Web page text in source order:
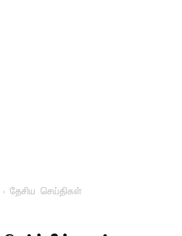
தேசிய செய்திகள்